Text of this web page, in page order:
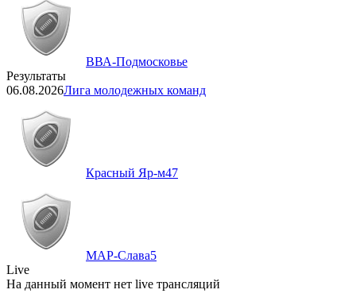
ВВА-Подмосковье
Результаты
06.08.2026Лига молодежных команд
Красный Яр-м47
МАР-Слава5
Live
На данный момент нет live трансляций